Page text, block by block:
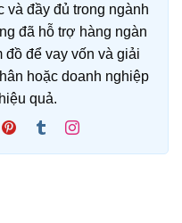
và đầy đủ trong ngành
đã hỗ trợ hàng ngàn
đồ để vay vốn và giải
hoặc doanh nghiệp
quả.